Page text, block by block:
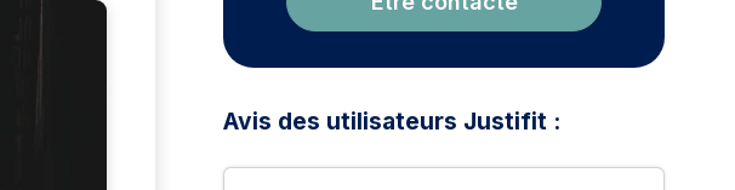
Avis des utilisateurs Justifit :